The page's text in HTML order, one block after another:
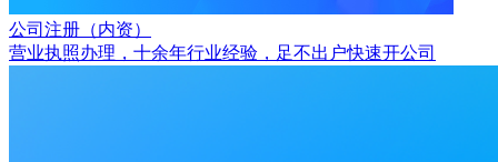
公司注册（内资）
营业执照办理，十余年行业经验，足不出户快速开公司